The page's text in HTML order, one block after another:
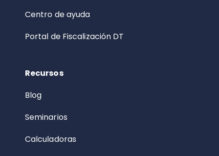
Centro de ayuda
Portal de Fiscalización DT
Recursos
Blog
Seminarios
Calculadoras